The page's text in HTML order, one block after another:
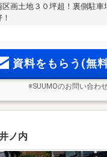
区画土地３０坪超！裏側駐車
資料をもらう(無
※SUUMOのお問い合わ
ノ内